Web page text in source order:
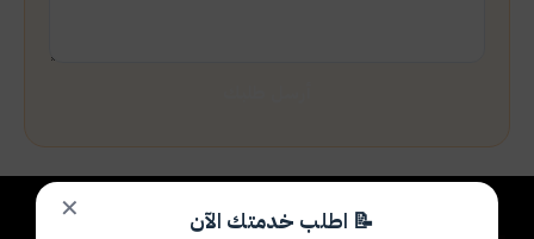
✕ 📝 اطلب خدمتك الآن